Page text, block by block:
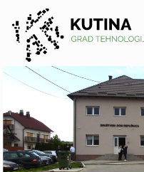
Kutina